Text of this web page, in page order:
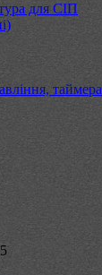
для СІП
таймера